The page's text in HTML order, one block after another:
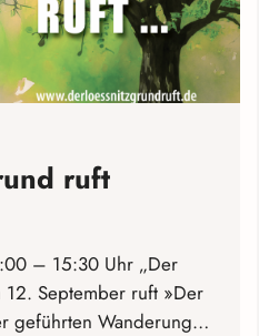
ruft
– 15:30 Uhr „Der
September ruft »Der
geführten Wanderung…